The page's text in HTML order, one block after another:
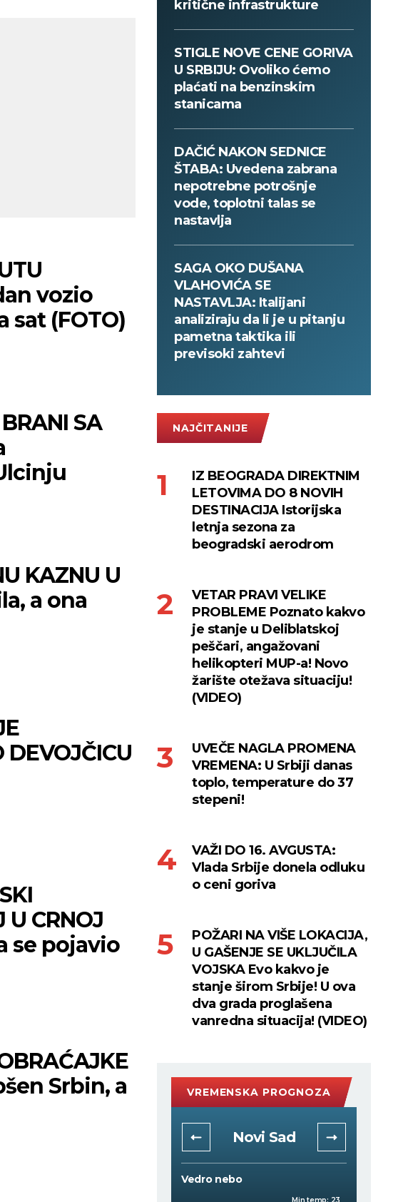
vozio
sat (FOTO)
SA
KAZNU U
a ona
DEVOJČICU
U CRNOJ
se pojavio
Srbin, a
kritične infrastrukture
STIGLE NOVE CENE GORIVA
U SRBIJU: Ovoliko ćemo
plaćati na benzinskim
stanicama
DAČIĆ NAKON SEDNICE
ŠTABA: Uvedena zabrana
nepotrebne potrošnje
vode, toplotni talas se
nastavlja
SAGA OKO DUŠANA
VLAHOVIĆA SE
NASTAVLJA: Italijani
analiziraju da li je u pitanju
pametna taktika ili
previsoki zahtevi
NAJČITANIJE
IZ BEOGRADA DIREKTNIM
LETOVIMA DO 8 NOVIH
DESTINACIJA Istorijska
letnja sezona za
beogradski aerodrom
VETAR PRAVI VELIKE
PROBLEME Poznato kakvo
je stanje u Deliblatskoj
peščari, angažovani
helikopteri MUP-a! Novo
žarište otežava situaciju!
(VIDEO)
UVEČE NAGLA PROMENA
VREMENA: U Srbiji danas
toplo, temperature do 37
stepeni!
VAŽI DO 16. AVGUSTA:
Vlada Srbije donela odluku
o ceni goriva
POŽARI NA VIŠE LOKACIJA,
U GAŠENJE SE UKLJUČILA
VOJSKA Evo kakvo je
stanje širom Srbije! U ova
dva grada proglašena
vanredna situacija! (VIDEO)
VREMENSKA PROGNOZA
Novi Sad
Vedro nebo